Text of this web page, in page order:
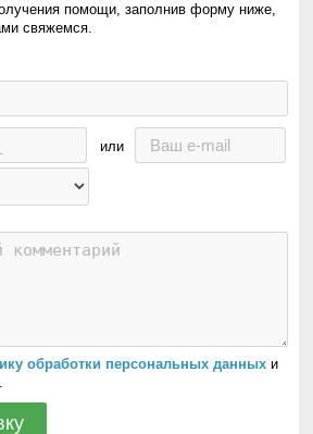
помощи, заполнив форму ниже,
свяжемся.
или
обработки персональных данных и